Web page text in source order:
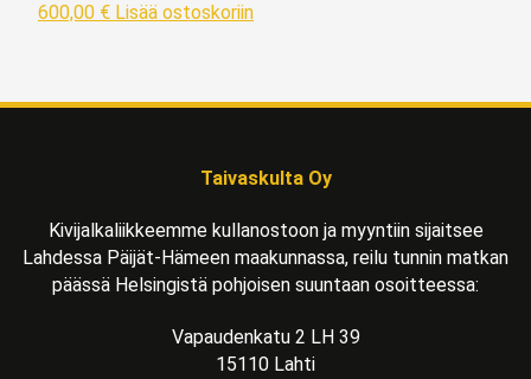
600,00 € Lisää ostoskoriin
Taivaskulta Oy
Kivijalkaliikkeemme kullanostoon ja myyntiin sijaitsee
Lahdessa Päijät-Hämeen maakunnassa, reilu tunnin matkan
päässä Helsingistä pohjoisen suuntaan osoitteessa:
Vapaudenkatu 2 LH 39
15110 Lahti